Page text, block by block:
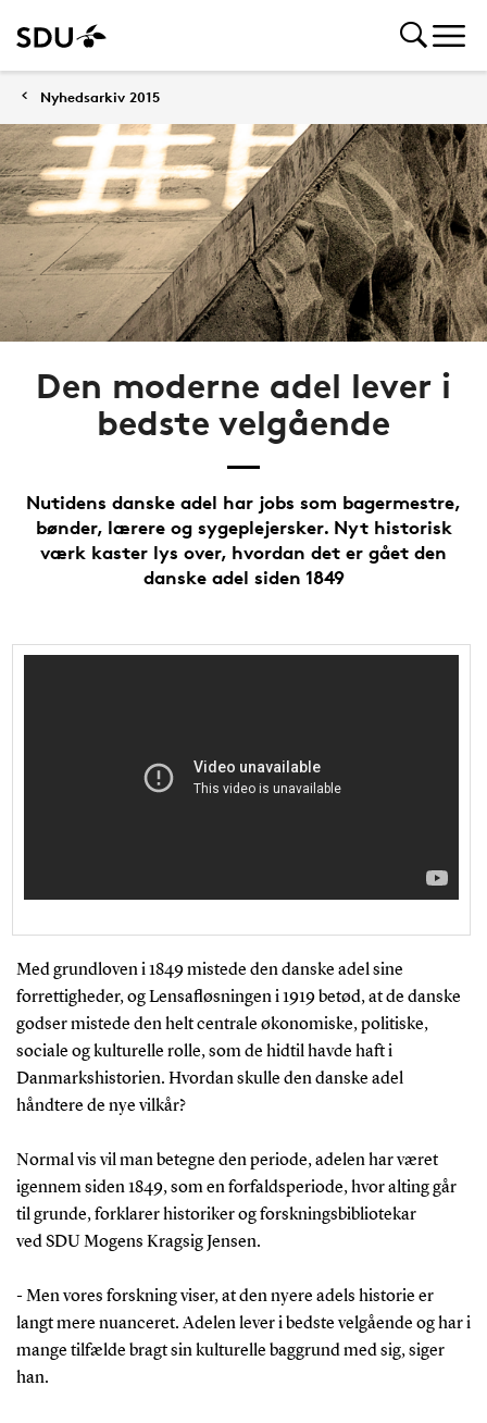
Nyhedsarkiv 2015
Den moderne adel lever i
bedste velgående
Nutidens danske adel har jobs som bagermestre,
bønder, lærere og sygeplejersker. Nyt historisk
værk kaster lys over, hvordan det er gået den
danske adel siden 1849
Med grundloven i 1849 mistede den danske adel sine
forrettigheder, og Lensafløsningen i 1919 betød, at de danske
godser mistede den helt centrale økonomiske, politiske,
sociale og kulturelle rolle, som de hidtil havde haft i
Danmarkshistorien. Hvordan skulle den danske adel
håndtere de nye vilkår?
Normal vis vil man betegne den periode, adelen har været
igennem siden 1849, som en forfaldsperiode, hvor alting går
til grunde, forklarer historiker og forskningsbibliotekar
ved SDU Mogens Kragsig Jensen.
- Men vores forskning viser, at den nyere adels historie er
langt mere nuanceret. Adelen lever i bedste velgående og har i
mange tilfælde bragt sin kulturelle baggrund med sig, siger
han.